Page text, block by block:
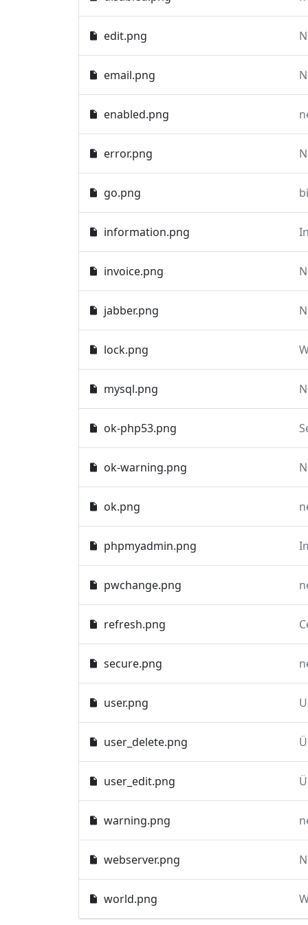
edit.png
email.png
enabled.png
error.png
go.png
information.png
invoice.png
jabber.png
lock.png
mysql.png
ok-php53.png
ok-warning.png
ok.png
phpmyadmin.png
pwchange.png
refresh.png
secure.png
user.png
user_delete.png
user_edit.png
warning.png
webserver.png
world.png